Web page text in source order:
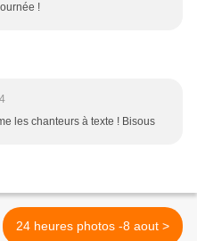
!
les chanteurs à texte ! Bisous
24 heures photos -8 aout >